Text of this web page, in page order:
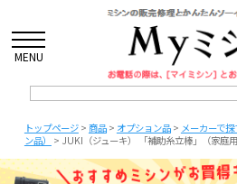
MENU
トップページ> 商品> オプション品> メーカーで探
ン品）
> JUKI（ジューキ） 「補助糸立棒」（家庭用